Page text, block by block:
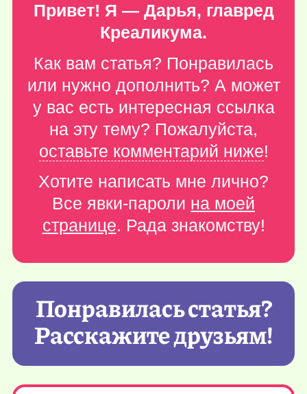
Привет! Я — Дарья, главред
Креаликума.
Как вам статья? Понравилась
или нужно дополнить? А может
у вас есть интересная ссылка
на эту тему? Пожалуйста,
оставьте комментарий ниже!
Хотите написать мне лично?
Все явки-пароли на моей
странице. Рада знакомству!
Понравилась статья?
Расскажите друзьям!